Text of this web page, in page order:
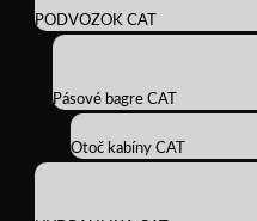
PODVOZOK CAT
Pásové bagre CAT
Otoč kabíny CAT